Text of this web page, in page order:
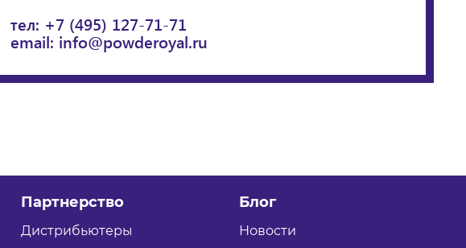
тел: +7 (495) 127-71-71
email: info@powderoyal.ru
Партнерство
Дистрибьютеры
Блог
Новости